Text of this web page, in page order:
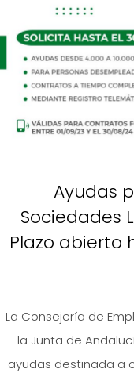
Ayudas
Sociedades
Plazo abierto
La Consejería de
la Junta de
ayudas destinada a